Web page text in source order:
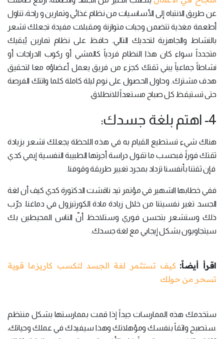
عن طريق الانتباه إلى الأساسيات من نظام غذائي وتمارين و راحة، تناول
أطعمة مغذية تتضمن وجبات متوازنة ومقبلات مفيدة تجعلك تشعر
بالنشاط والجاهزية لتحديك التالي. حافظ على نظام تمارين يُبقيك
متجدداً سواء كان هذا النظام فردياً كالمشي أو ركوب الدراجات أو
نشاطاً جماعياً يبني ثقتك كجزء من فريق يعمل أعضاؤه معا لتحقيق
هدف مشترك. وحاول الحصول على نوم ليلة كاملة كلما واتتك الفرصة
حتى تستيقظ كل صباح مستعداً للانطلاق.
4- اهتم بلغة جسدك:
هناك شيء تستطيع القيام به في هذه اللحظة يجعلك تشعر بزيادة
ثقتك فوراً، فبحسب ما تقول دراسة أجرتها الطبيبة النفسية إيمي كدي
فإن ثقتنا بأنفسنا تزداد بمجرد تغيير طريقة وقوفنا.
ففي خطابها الشهير في مؤتمر تيد ناقشت الدكتورة كدي كيف أن لغة
الجسد تغير نفسيتنا من خلال زيادة مادة الكورتيزول في دماغنا. جرّب
ذلك وستشعر بتحسن فوري وستلاحظ أنّ الناس المحيطين بك
سيتجاوبون بشكل إيجابي مع لغة جسدك.
اقرأ أيضاً: كيف تستثمر لغة الجسد لتكسب كاريزما قوية
تسحر من حولك
ستخدمك هذه الممارسات جيداً إذا قمت بممارستها بشكل منتظم
.ستصبح واثقاً بنفسك ومؤهلاتك وهذا سيفيدك في عملك وحياتك،